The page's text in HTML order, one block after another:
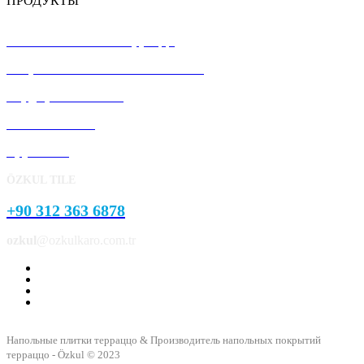
+90 312 363 6878
Напольные плитки терраццо & Производитель напольных покрытий
терраццо - Özkul © 2023